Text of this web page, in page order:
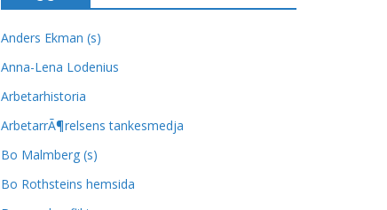
Anders Ekman (s)
Anna-Lena Lodenius
Arbetarhistoria
ArbetarrÃ¶relsens tankesmedja
Bo Malmberg (s)
Bo Rothsteins hemsida